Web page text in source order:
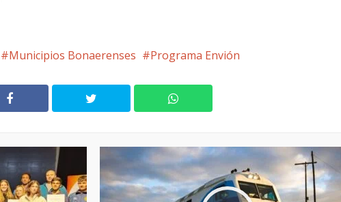
Municipios Bonaerenses Programa Envión